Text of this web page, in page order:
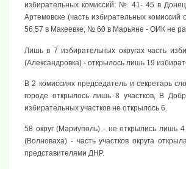
избирательных комиссий: № 41- 45 в
Артемовске (часть избирательных
56,57 в Макеевке, № 60 в Марьяне - ОИК не
Лишь в 7 избирательных округах часть
(Александровка) - открылось лишь 19
В 2 комиссиях председатель и секретарь
городе открылось лишь 8 участков, В
избирательных участков не открылось 6.
58 округ (Мариуполь) - не открылись лишь 4
(Волноваха) - часть участков округа
представителями ДНР.